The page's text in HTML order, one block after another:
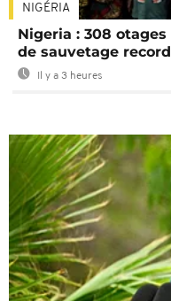
NIGÉRIA
Nigeria : 308
de sauvetage record
Il y a 3 heures